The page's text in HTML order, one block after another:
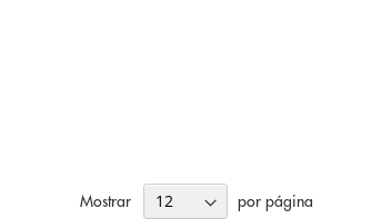
Mostrar por página